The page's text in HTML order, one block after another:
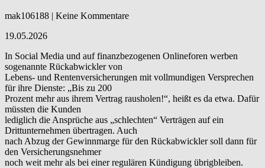
mak106188 | Keine Kommentare
19.05.2026
In Social Media und auf finanzbezogenen Onlineforen werben
sogenannte Rückabwickler von
Lebens- und Rentenversicherungen mit vollmundigen Versprechen
für ihre Dienste: „Bis zu 200
Prozent mehr aus ihrem Vertrag rausholen!“, heißt es da etwa. Dafür
müssten die Kunden
lediglich die Ansprüche aus „schlechten“ Verträgen auf ein
Drittunternehmen übertragen. Auch
nach Abzug der Gewinnmarge für den Rückabwickler soll dann für
den Versicherungsnehmer
noch weit mehr als bei einer regulären Kündigung übrigbleiben.